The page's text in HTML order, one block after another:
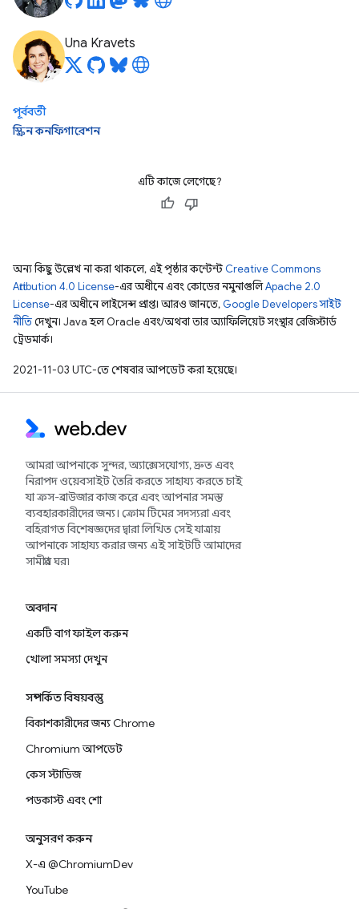
Una Kravets
পূর্ববর্তী
স্ক্রিন কনফিগারেশন
এটি কাজে লেগেছে?
অন্য কিছু উল্লেখ না করা থাকলে, এই পৃষ্ঠার কন্টেন্ট Creative Commons
Attribution 4.0 License-এর অধীনে এবং কোডের নমুনাগুলিApache 2.0
License-এর অধীনে লাইসেন্স প্রাপ্ত। আরও জানতে, Google Developers সাইট
নীতিদেখুন। Java হল Oracle এবং/অথবা তার অ্যাফিলিয়েট সংস্থার রেজিস্টার্ড
ট্রেডমার্ক।
2021-11-03 UTC-তে শেষবার আপডেট করা হয়েছে।
আমরা আপনাকে সুন্দর, অ্যাক্সেসযোগ্য, দ্রুত এবং
নিরাপদ ওয়েবসাইট তৈরি করতে সাহায্য করতে চাই
যা ক্রস-ব্রাউজার কাজ করে এবং আপনার সমস্ত
ব্যবহারকারীদের জন্য। ক্রোম টিমের সদস্যরা এবং
বহিরাগত বিশেষজ্ঞদের দ্বারা লিখিত সেই যাত্রায়
আপনাকে সাহায্য করার জন্য এই সাইটটি আমাদের
সামগ্রীর ঘর৷
অবদান
একটি বাগ ফাইল করুন
খোলা সমস্যা দেখুন
সম্পর্কিত বিষয়বস্তু
বিকাশকারীদের জন্য Chrome
Chromium আপডেট
কেস স্টাডিজ
পডকাস্ট এবং শো
অনুসরণ করুন
X-এ @ChromiumDev
YouTube